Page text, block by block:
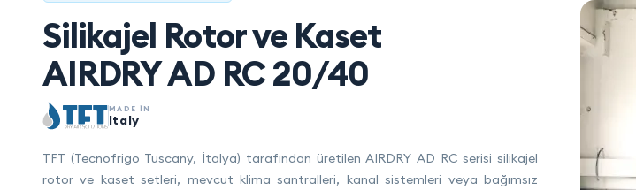
Silikajel Rotor ve Kaset
AIRDRY AD RC 20/40
MADE IN
Italy
TFT (Tecnofrigo Tuscany, İtalya) tarafından üretilen AIRDRY AD RC serisi silikajel
rotor ve kaset setleri, mevcut klima santralleri, kanal sistemleri veya bağımsız